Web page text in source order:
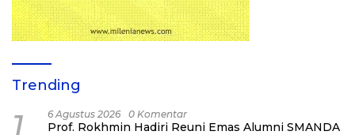
Trending
1 6 Agustus 2026 0 Komentar
Prof. Rokhmin Hadiri Reuni Emas Alumni SMANDA